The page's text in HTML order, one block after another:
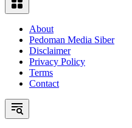
About
Pedoman Media Siber
Disclaimer
Privacy Policy
Terms
Contact